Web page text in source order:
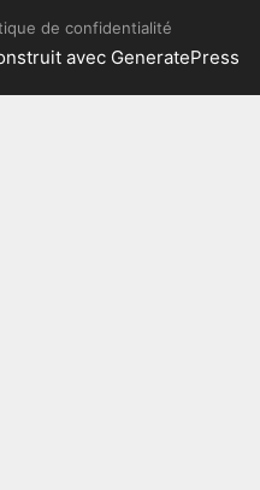
de confidentialité
avec GeneratePress